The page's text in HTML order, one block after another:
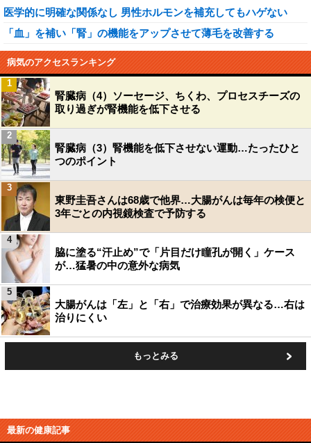
医学的に明確な関係なし 男性ホルモンを補充してもハゲない
「血」を補い「腎」の機能をアップさせて薄毛を改善する
病気のアクセスランキング
腎臓病（4）ソーセージ、ちくわ、プロセスチーズの
取り過ぎが腎機能を低下させる
1
腎臓病（3）腎機能を低下させない運動…たったひと
つのポイント
2
東野圭吾さんは68歳で他界…大腸がんは毎年の検便と
3年ごとの内視鏡検査で予防する
3
脇に塗る“汗止め”で「片目だけ瞳孔が開く」ケース
が…猛暑の中の意外な病気
4
大腸がんは「左」と「右」で治療効果が異なる…右は
治りにくい
5
もっとみる
最新の健康記事